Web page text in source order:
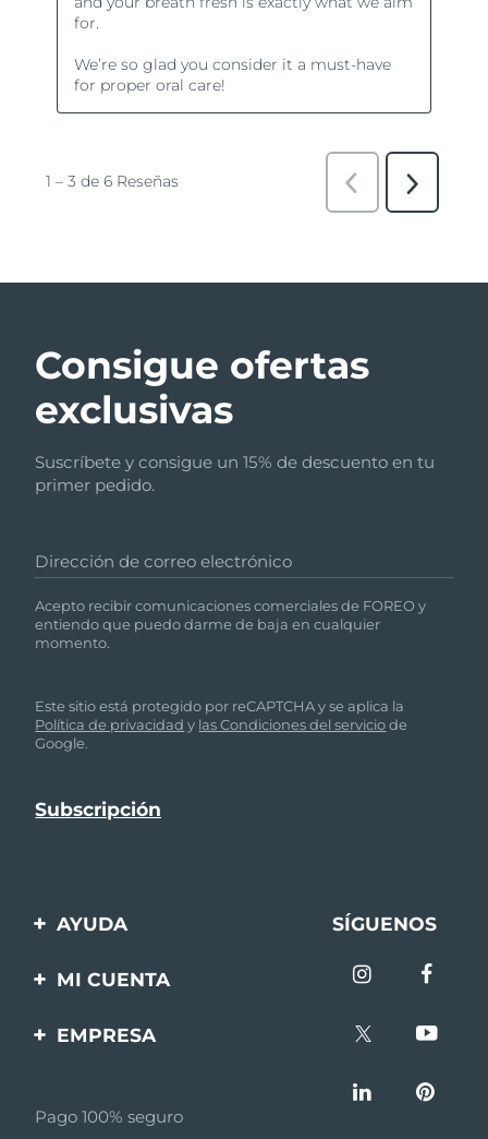
Consigue ofertas
exclusivas
Suscríbete y consigue un 15% de descuento en tu
primer pedido.
Dirección de correo electrónico
Acepto recibir comunicaciones comerciales de FOREO y
entiendo que puedo darme de baja en cualquier
momento.
Este sitio está protegido por reCAPTCHA y se aplica la
Política de privacidad y las Condiciones del serviciode
Google.
AYUDA
Contáctanos
SÍGUENOS
MI CUENTA
Registro de productos
EMPRESA
Afiliados
Pago 100% seguro